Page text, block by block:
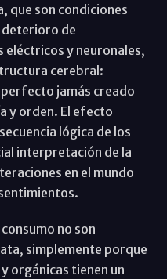
que son condiciones
deterioro de
y neuronales,
cerebral:
jamás creado
y orden. El efecto
lógica de los
interpretación de la
en el mundo
no son
simplemente porque
orgánicas tienen un